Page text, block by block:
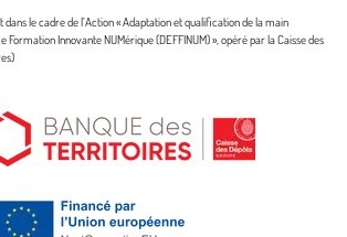
le cadre de l’Action « Adaptation et qualification de la main
Formation Innovante NUMérique (DEFFINUM) », opéré par la Caisse des